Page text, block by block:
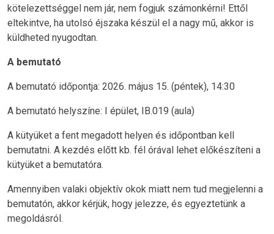
kötelezettséggel nem jár, nem fogjuk számonkérni! Ettől
eltekintve, ha utolsó éjszaka készül el a nagy mű, akkor is
küldheted nyugodtan.
A bemutató
A bemutató időpontja: 2026. május 15. (péntek), 14:30
A bemutató helyszíne: I épület, IB.019 (aula)
A kütyüket a fent megadott helyen és időpontban kell
bemutatni. A kezdés előtt kb. fél órával lehet előkészíteni a
kütyüket a bemutatóra.
Amennyiben valaki objektív okok miatt nem tud megjelenni a
bemutatón, akkor kérjük, hogy jelezze, és egyeztetünk a
megoldásról.